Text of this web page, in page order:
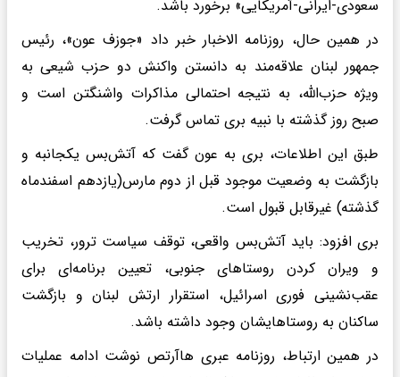
سعودی-ایرانی-آمریکایی» برخورد باشد.
در همین حال، روزنامه الاخبار خبر داد «جوزف عون»، رئیس
جمهور لبنان علاقه‌مند به دانستن واکنش دو حزب شیعی به
ویژه حزب‌الله، به نتیجه احتمالی مذاکرات واشنگتن است و
صبح روز گذشته با نبیه بری تماس گرفت.
طبق این اطلاعات، بری به عون گفت که آتش‌بس یکجانبه و
بازگشت به وضعیت موجود قبل از دوم مارس(یازدهم اسفندماه
گذشته) غیرقابل قبول است.
بری افزود: باید آتش‌بس واقعی، توقف سیاست ترور، تخریب
و ویران کردن روستاهای جنوبی، تعیین برنامه‌ای برای
عقب‌نشینی فوری اسرائیل، استقرار ارتش لبنان و بازگشت
ساکنان به روستاهایشان وجود داشته باشد.
در همین ارتباط، روزنامه عبری هاآرتص نوشت ادامه عملیات